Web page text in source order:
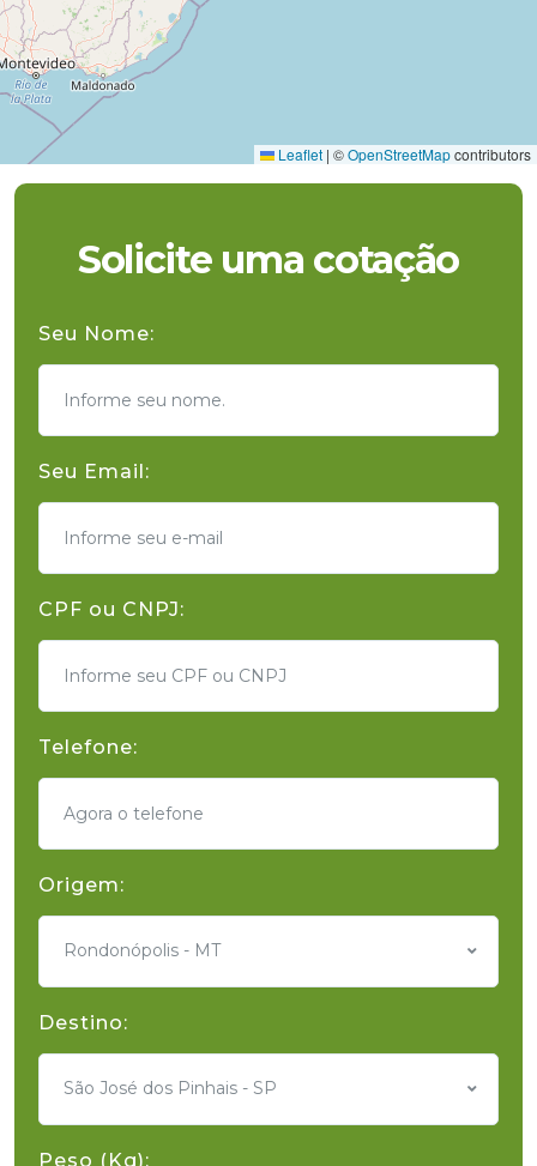
Leaflet | ©OpenStreetMapcontributors
Solicite uma cotação
Seu Nome:
Seu Email:
CPF ou CNPJ:
Telefone:
Origem:
Rondonópolis - MT
Destino:
São José dos Pinhais - SP
Peso (Kg):